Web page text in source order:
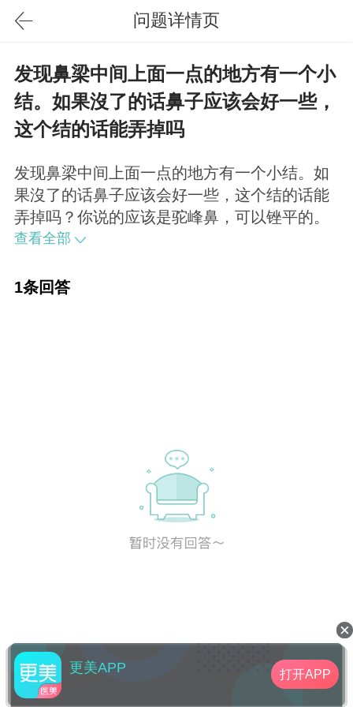
问题详情页
发现鼻梁中间上面一点的地方有一个小
结。如果沒了的话鼻子应该会好一些，
这个结的话能弄掉吗
发现鼻梁中间上面一点的地方有一个小结。如
果沒了的话鼻子应该会好一些，这个结的话能
弄掉吗？你说的应该是驼峰鼻，可以锉平的。
查看全部
1条回答
更美APP 打开APP